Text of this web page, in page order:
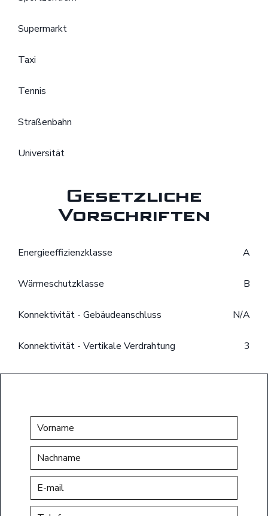
Supermarkt
Taxi
Tennis
Straßenbahn
Universität
Gesetzliche
Vorschriften
Energieeffizienzklasse A
Wärmeschutzklasse B
Konnektivität - Gebäudeanschluss N/A
Konnektivität - Vertikale Verdrahtung 3